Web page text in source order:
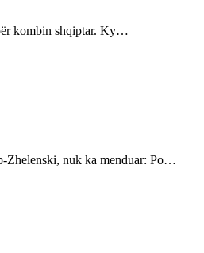
kombin shqiptar. Ky…
Zhelenski, nuk ka menduar: Po…